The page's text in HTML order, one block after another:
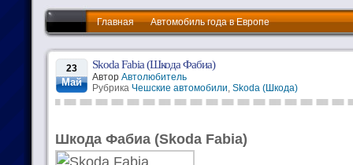
Главная Автомобиль года в Европе
23
Май
Skoda Fabia (Шкода Фабиа)
Автор Автолюбитель
Рубрика Чешские автомобили, Skoda (Шкода)
Шкода Фабиа (Skoda Fabia)